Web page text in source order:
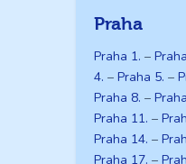
Praha
Praha 1. –
4. – Praha 5. –
Praha 8. –
Praha 11. –
Praha 14. –
Praha 17. –